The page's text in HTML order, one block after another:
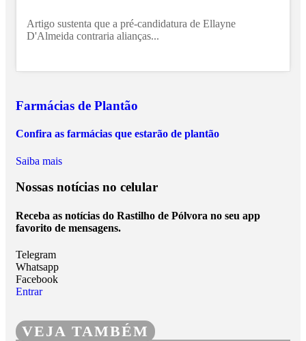
Artigo sustenta que a pré-candidatura de Ellayne
D'Almeida contraria alianças...
Farmácias de Plantão
Confira as farmácias que estarão de plantão
Saiba mais
Nossas notícias no celular
Receba as notícias do Rastilho de Pólvora no seu app
favorito de mensagens.
Telegram
Whatsapp
Facebook
Entrar
VEJA TAMBÉM